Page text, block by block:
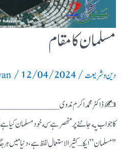
مسلمان كا مقام
دین و شریعت/
/12/04/2024
✍️ ڈاكٹر محمد اكرم ندوى
كا جواب يه جاننے پر منحصر ہے كه خود مسلمان كيا
"مسلمان” ايكـ كثير الاستعمال لفظ ہے، دنيا ميں